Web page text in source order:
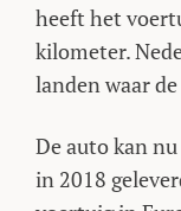
heeft het
kilometer.
landen waar
De auto kan
in 2018